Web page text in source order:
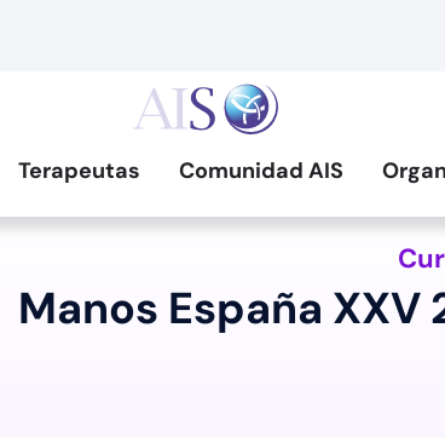
Terapeutas Comunidad AIS
Manos España